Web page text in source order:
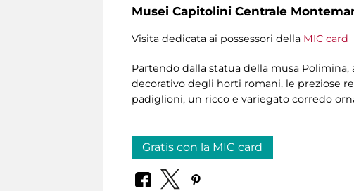
Musei Capitolini Centrale
Visita dedicata ai possessori della MIC card
Partendo dalla statua della musa
decorativo degli horti romani, le preziose
padiglioni, un ricco e variegato corredo
Gratis con la MIC card